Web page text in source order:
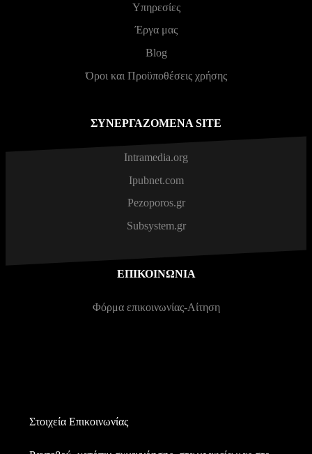
Υπηρεσίες
Έργα μας
Blog
Όροι και Προϋποθέσεις χρήσης
ΣΥΝΕΡΓΑΖΌΜΕΝΑ SITE
Intramedia.org
Ipubnet.com
Pezoporos.gr
Subsystem.gr
ΕΠΙΚΟΙΝΩΝΊΑ
Φόρμα επικοινωνίας-Αίτηση
Στοιχεία Επικοινωνίας